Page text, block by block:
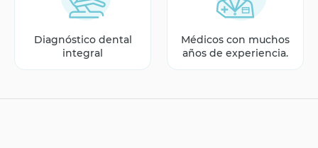
Diagnóstico dental
integral
Médicos con muchos
años de experiencia.